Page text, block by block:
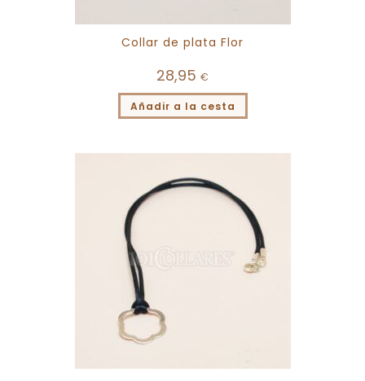
Collar de plata Flor
28,95 €
Añadir a la cesta